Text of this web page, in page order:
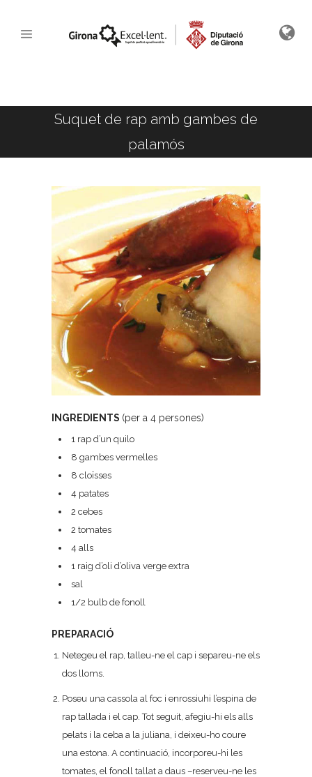
Suquet de rap amb gambes de
palamós
INGREDIENTS (per a 4 persones)
1 rap d’un quilo
8 gambes vermelles
8 cloïsses
4 patates
2 cebes
2 tomates
4 alls
1 raig d’oli d’oliva verge extra
sal
1/2 bulb de fonoll
PREPARACIÓ
Netegeu el rap, talleu-ne el cap i separeu-ne els
dos lloms.
Poseu una cassola al foc i enrossiuhi l’espina de
rap tallada i el cap. Tot seguit, afegiu-hi els alls
pelats i la ceba a la juliana, i deixeu-ho coure
una estona. A continuació, incorporeu-hi les
tomates, el fonoll tallat a daus –reserveu-ne les